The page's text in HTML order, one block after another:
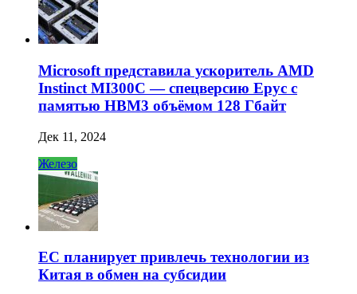
Microsoft представила ускоритель AMD
Instinct MI300C — спецверсию Epyc с
памятью HBM3 объёмом 128 Гбайт
Дек 11, 2024
Железо
ЕС планирует привлечь технологии из
Китая в обмен на субсидии